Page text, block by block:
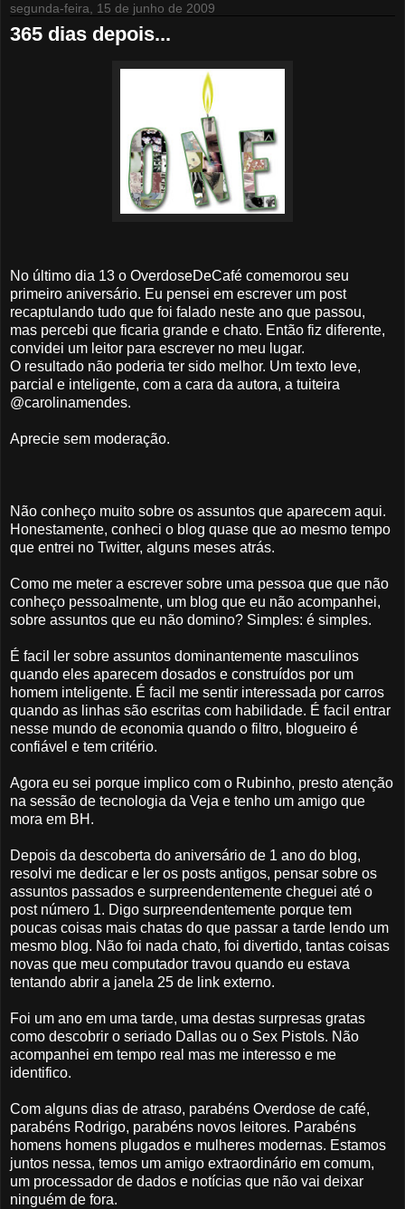
segunda-feira, 15 de junho de 2009
365 dias depois...
No último dia 13 o OverdoseDeCafé comemorou seu
primeiro aniversário. Eu pensei em escrever um post
recaptulando tudo que foi falado neste ano que passou,
mas percebi que ficaria grande e chato. Então fiz diferente,
convidei um leitor para escrever no meu lugar.
O resultado não poderia ter sido melhor. Um texto leve,
parcial e inteligente, com a cara da autora, a tuiteira
@carolinamendes.
Aprecie sem moderação.
Não conheço muito sobre os assuntos que aparecem aqui.
Honestamente, conheci o blog quase que ao mesmo tempo
que entrei no Twitter, alguns meses atrás.
Como me meter a escrever sobre uma pessoa que que não
conheço pessoalmente, um blog que eu não acompanhei,
sobre assuntos que eu não domino? Simples: é simples.
É facil ler sobre assuntos dominantemente masculinos
quando eles aparecem dosados e construídos por um
homem inteligente. É facil me sentir interessada por carros
quando as linhas são escritas com habilidade. É facil entrar
nesse mundo de economia quando o filtro, blogueiro é
confiável e tem critério.
Agora eu sei porque implico com o Rubinho, presto atenção
na sessão de tecnologia da Veja e tenho um amigo que
mora em BH.
Depois da descoberta do aniversário de 1 ano do blog,
resolvi me dedicar e ler os posts antigos, pensar sobre os
assuntos passados e surpreendentemente cheguei até o
post número 1. Digo surpreendentemente porque tem
poucas coisas mais chatas do que passar a tarde lendo um
mesmo blog. Não foi nada chato, foi divertido, tantas coisas
novas que meu computador travou quando eu estava
tentando abrir a janela 25 de link externo.
Foi um ano em uma tarde, uma destas surpresas gratas
como descobrir o seriado Dallas ou o Sex Pistols. Não
acompanhei em tempo real mas me interesso e me
identifico.
Com alguns dias de atraso, parabéns Overdose de café,
parabéns Rodrigo, parabéns novos leitores. Parabéns
homens homens plugados e mulheres modernas. Estamos
juntos nessa, temos um amigo extraordinário em comum,
um processador de dados e notícias que não vai deixar
ninguém de fora.